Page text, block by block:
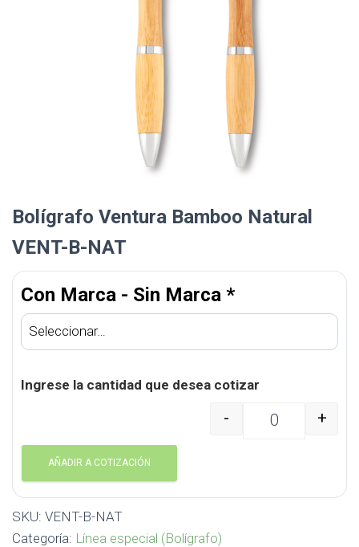
Bolígrafo Ventura Bamboo Natural
VENT-B-NAT
Con Marca - Sin Marca *
Ingrese la cantidad que desea cotizar
Bolígrafo Ventura
- +
AÑADIR A COTIZACIÓN
SKU: VENT-B-NAT
Categoría: Línea especial (Bolígrafo)